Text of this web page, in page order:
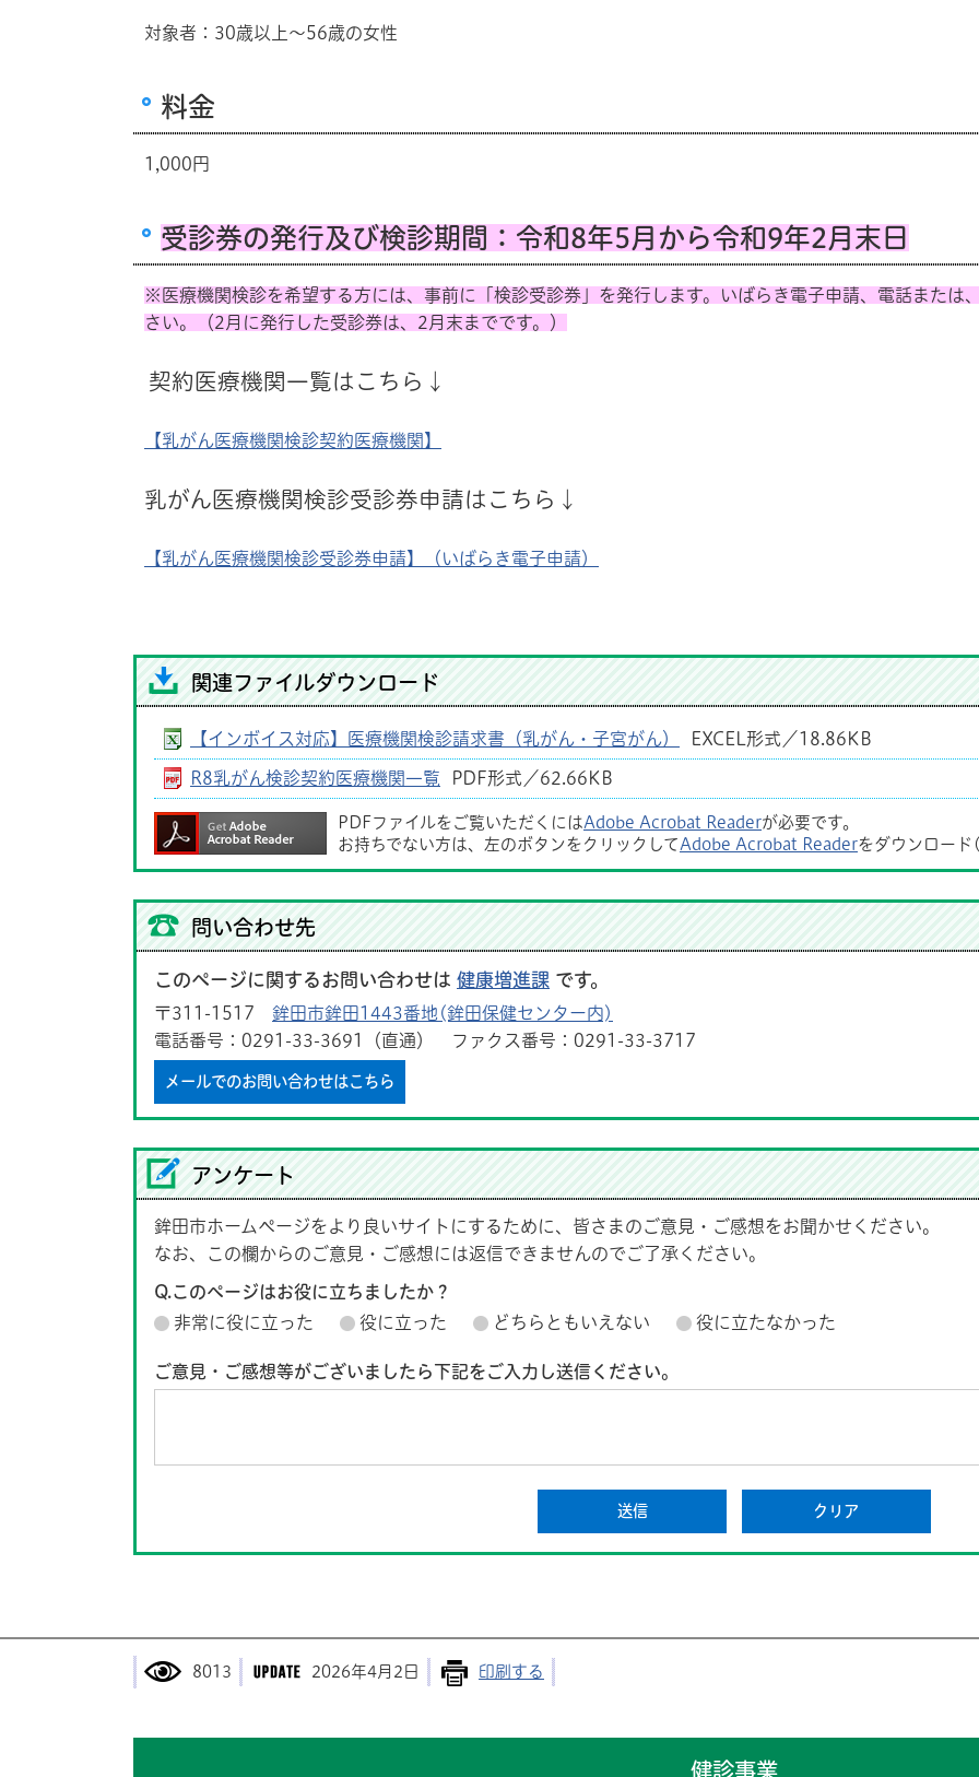
対象者：30歳以上～56歳の女性
料金
1,000円
受診券の発行及び検診期間：令和8年5月から令和9年2月末日
※医療機関検診を希望する方には、事前に「検診受診券」を発行します。いばらき電子申請、電話または
さい。（2月に発行した受診券は、2月末までです。）
契約医療機関一覧はこちら↓
【乳がん医療機関検診契約医療機関】
乳がん医療機関検診受診券申請はこちら↓
【乳がん医療機関検診受診券申請】（いばらき電子申請）
関連ファイルダウンロード
【インボイス対応】医療機関検診請求書（乳がん・子宮がん） EXCEL形式／18.86KB
R8乳がん検診契約医療機関一覧 PDF形式／62.66KB
PDFファイルをご覧いただくにはAdobe Acrobat Readerが必要です。
お持ちでない方は、左のボタンをクリックして Adobe Acrobat Readerをダウンロード
問い合わせ先
このページに関するお問い合わせは 健康増進課 です。
〒311-1517 鉾田市鉾田1443番地(鉾田保健センター内)
電話番号：0291-33-3691（直通） ファクス番号：0291-33-3717
メールでのお問い合わせはこちら
アンケート
鉾田市ホームページをより良いサイトにするために、皆さまのご意見・ご感想をお聞かせください。
なお、この欄からのご意見・ご感想には返信できませんのでご了承ください。
Q.このページはお役に立ちましたか？
非常に役に立った
役に立った どちらともいえない 役に立たなかった
ご意見・ご感想等がございましたら下記をご入力し送信ください。
8013 2026年4月2日 印刷する
健診事業